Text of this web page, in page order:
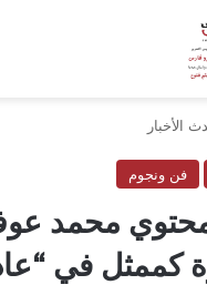
الأخبار
فن ونجوم
محمد
كممثل في